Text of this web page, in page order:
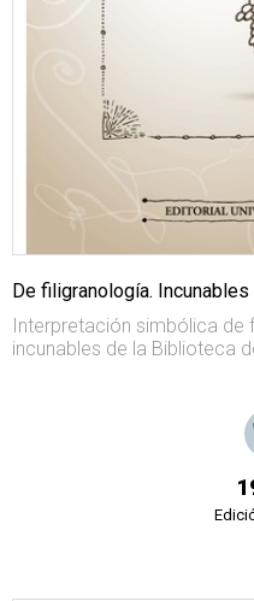
De filigranología.
Interpretación simbólica de
incunables de la Biblioteca